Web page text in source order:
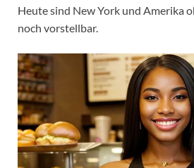
Heute sind New York und Amerika
noch vorstellbar.